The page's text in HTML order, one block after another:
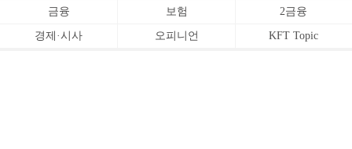
금융 보험 2금융
경제·시사 오피니언 KFT Topic